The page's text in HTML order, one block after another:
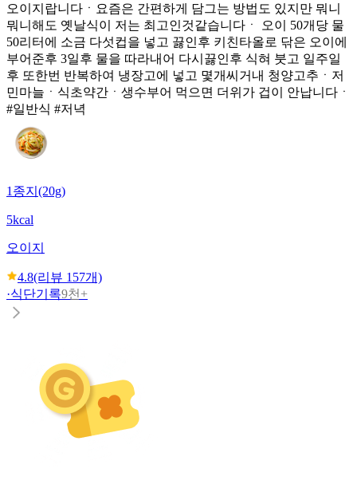
오이지랍니다ㆍ요즘은 간편하게 담그는 방법도 있지만 뭐니
뭐니해도 옛날식이 저는 최고인것같습니다ㆍ 오이 50개당 물
50리터에 소금 다섯컵을 넣고 끓인후 키친타올로 닦은 오이에
부어준후 3일후 물을 따라내어 다시끓인후 식혀 붓고 일주일
후 또한번 반복하여 냉장고에 넣고 몇개씨거내 청양고추ㆍ저
민마늘ㆍ식초약간ㆍ생수부어 먹으면 더위가 겁이 안납니다ㆍ
#일반식 #저녁
1종지(20g)
5kcal
오이지
4.8(리뷰 157개)
·식단기록9천+